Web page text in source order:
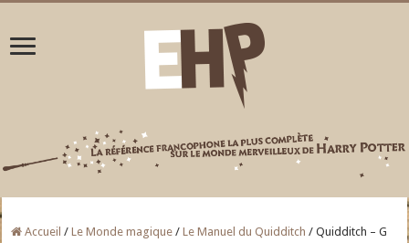
Accueil / Le Monde magique / Le Manuel du Quidditch / Quidditch – G